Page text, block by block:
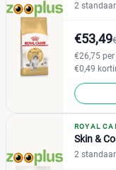
2
€53,49
€26,75
€0,49
ROYAL
Skin &
2